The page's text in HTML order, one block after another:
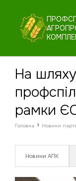
На шляху
рамки
Головна › Новини
Новини АПК